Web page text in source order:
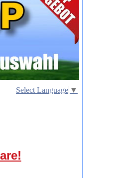
Select Language ▼